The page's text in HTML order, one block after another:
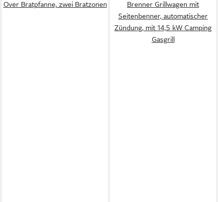
Over Bratpfanne, zwei Bratzonen
Brenner Grillwagen mit
Seitenbenner, automatischer
Zündung, mit 14,5 kW Camping
Gasgrill